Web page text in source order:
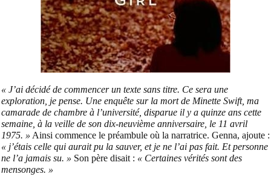
« J’ai décidé de commencer un texte sans titre. Ce sera une
exploration, je pense. Une enquête sur la mort de Minette Swift, ma
camarade de chambre à l’université, disparue il y a quinze ans cette
semaine, à la veille de son dix-neuvième anniversaire, le 11 avril
1975. » Ainsi commence le préambule où la narratrice. Genna, ajoute :
« j’étais celle qui aurait pu la sauver, et je ne l’ai pas fait. Et personne
ne l’a jamais su. » Son père disait : « Certaines vérités sont des
mensonges. »